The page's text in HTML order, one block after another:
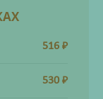
516 ₽
530 ₽